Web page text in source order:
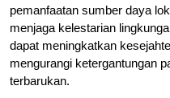
pemanfaatan sumber daya
menjaga kelestarian
dapat meningkatkan
mengurangi ketergantungan
terbarukan.